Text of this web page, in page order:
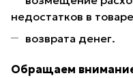
недостатков в
возврата денег.
Обращаем